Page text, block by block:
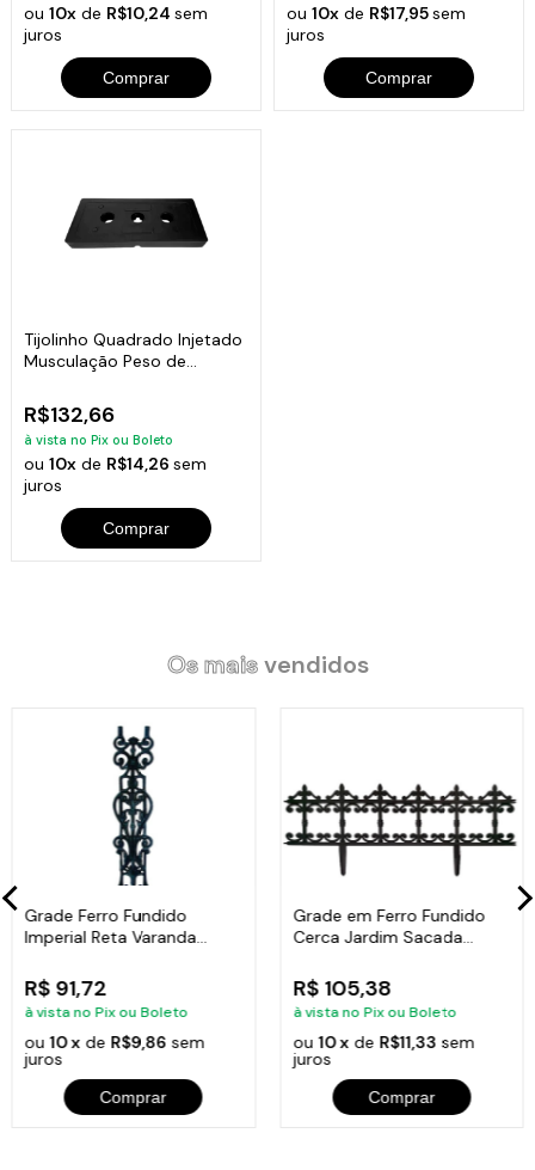
ou10x de R$10,24sem
juros
Comprar
ou 10xde R$17,95sem
juros
Comprar
Tijolinho Quadrado Injetado
Musculação Peso de
R$132,66
à vista no Pix ou Boleto
ou10x de R$14,26sem
juros
Comprar
Os maisvendidos
Grade Ferro Fundido
Imperial Reta Varanda
R$ 91,72
à vista no Pix ou Boleto
ou10 x de R$9,86 sem
juros
Comprar
Grade em Ferro Fundido
Cerca Jardim Sacada
R$ 105,38
à vista no Pix ou Boleto
ou 10 x de R$11,33 sem
juros
Comprar